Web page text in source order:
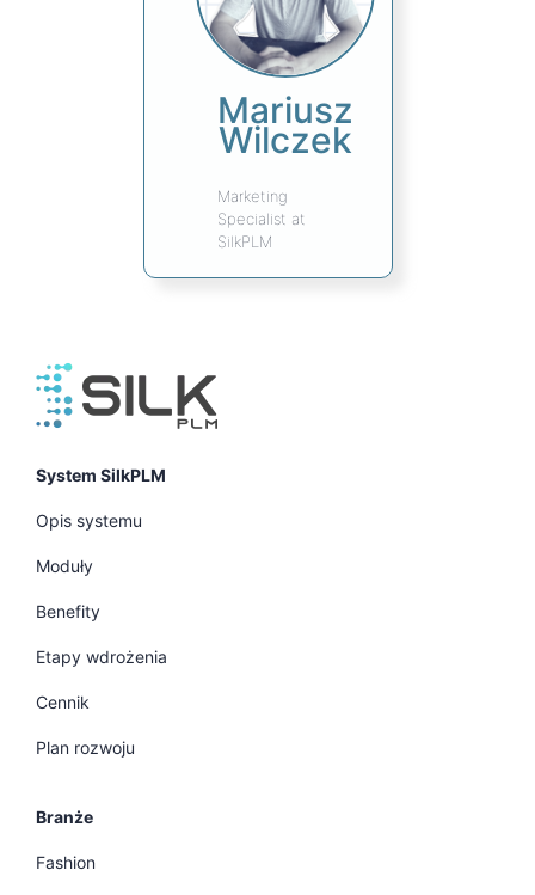
Mariusz
Wilczek
Marketing
Specialist at
SilkPLM
System SilkPLM
Opis systemu
Moduły
Benefity
Etapy wdrożenia
Cennik
Plan rozwoju
Branże
Fashion